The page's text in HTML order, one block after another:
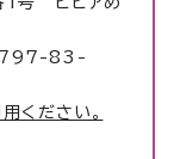
83-
ください。